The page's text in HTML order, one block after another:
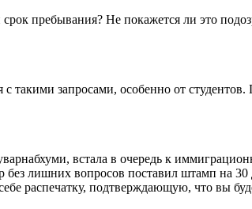
пребывания? Не покажется ли это
запросами, особенно от
встала в очередь к
без лишних вопросов поставил штамп на
распечатку, подтверждающую, что вы